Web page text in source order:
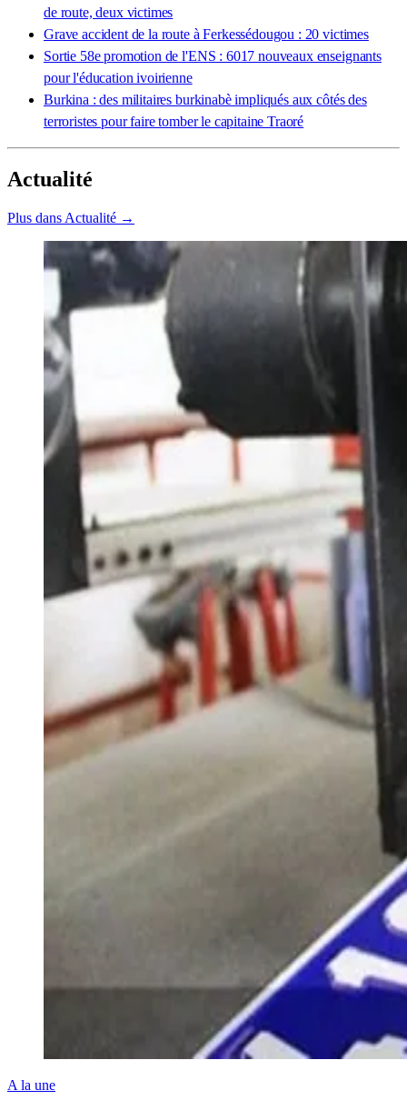
de route, deux victimes
Grave accident de la route à Ferkessédougou : 20 victimes
Sortie 58e promotion de l'ENS : 6017 nouveaux enseignants
pour l'éducation ivoirienne
Burkina : des militaires burkinabè impliqués aux côtés des
terroristes pour faire tomber le capitaine Traoré
Actualité
Plus dans Actualité →
A la une